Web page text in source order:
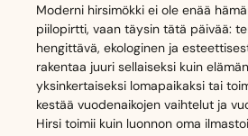
Moderni hirsimökki ei ole enää
piilopirtti, vaan täysin tätä päivää:
hengittävä, ekologinen ja
rakentaa juuri sellaiseksi kuin
yksinkertaiseksi lomapaikaksi tai
kestää vuodenaikojen vaihtelut ja
Hirsi toimii kuin luonnon oma